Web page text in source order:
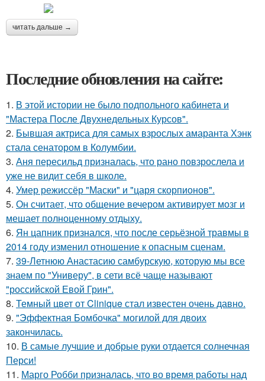
читать дальше →
Последние обновления на сайте:
1. В этой истории не было подпольного кабинета и
"Мастера После Двухнедельных Курсов".
2. Бывшая актриса для самых взрослых амаранта Хэнк
стала сенатором в Колумбии.
3. Аня пересильд призналась, что рано повзрослела и
уже не видит себя в школе.
4. Умер режиссёр "Маски" и "царя скорпионов".
5. Он считает, что общение вечером активирует мозг и
мешает полноценному отдыху.
6. Ян цапник признался, что после серьёзной травмы в
2014 году изменил отношение к опасным сценам.
7. 39-Летнюю Анастасию самбурскую, которую мы все
знаем по "Универу", в сети всё чаще называют
"российской Евой Грин".
8. Темный цвет от Clinique стал известен очень давно.
9. "Эффектная Бомбочка" могилой для двоих
закончилась.
10. В самые лучшие и добрые руки отдается солнечная
Перси!
11. Марго Робби призналась, что во время работы над